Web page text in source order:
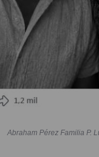
Abraham Pérez Familia P.